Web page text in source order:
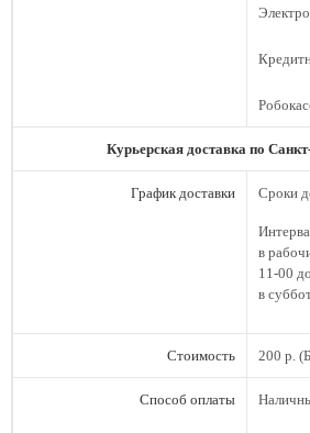
Курьерская доставка по
График доставки Сроки
в
11-00
в
Стоимость 200 р.
Способ оплаты